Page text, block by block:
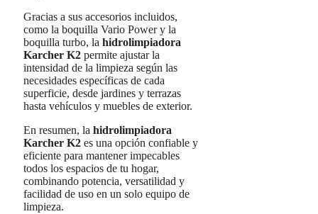
Gracias a sus accesorios incluidos,
como la boquilla Vario Power y la
boquilla turbo, la hidrolimpiadora
Karcher K2 permite ajustar la
intensidad de la limpieza según las
necesidades específicas de cada
superficie, desde jardines y terrazas
hasta vehículos y muebles de exterior.
En resumen, la hidrolimpiadora
Karcher K2 es una opción confiable y
eficiente para mantener impecables
todos los espacios de tu hogar,
combinando potencia, versatilidad y
facilidad de uso en un solo equipo de
limpieza.